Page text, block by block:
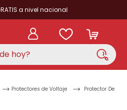
a nivel nacional
hoy?
Protectores de Voltaje
Protector De